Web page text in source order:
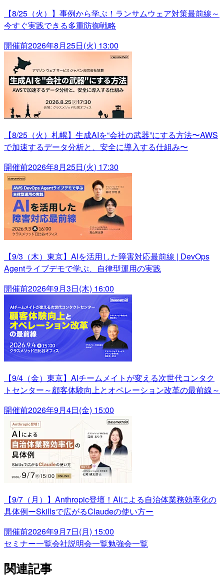
【8/25（火）】事例から学ぶ！ランサムウェア対策最前線～
今すぐ実践できる多重防御戦略
開催前2026年8月25日(火) 13:00
【8/25（火）札幌】生成AIを“会社の武器”にする方法〜AWS
で加速するデータ分析と、安全に導入する仕組み〜
開催前2026年8月25日(火) 17:30
【9/3（木）東京】AIを活用した障害対応最前線 | DevOps
Agentライブデモで学ぶ、自律型運用の実践
開催前2026年9月3日(木) 16:00
【9/4（金）東京】AIチームメイトが変える次世代コンタク
トセンター～顧客体験向上とオペレーション改革の最前線～
開催前2026年9月4日(金) 15:00
【9/7（月）】Anthropic登壇！AIによる自治体業務効率化の
具体例ーSkillsで広がるClaudeの使い方ー
開催前2026年9月7日(月) 15:00
セミナー一覧会社説明会一覧勉強会一覧
関連記事